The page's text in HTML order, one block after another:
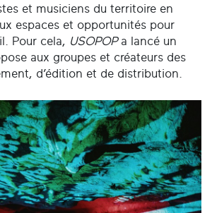
et musiciens du territoire en
espaces et opportunités pour
Pour cela, USOPOPa lancé un
aux groupes et créateurs des
d’édition et de distribution.